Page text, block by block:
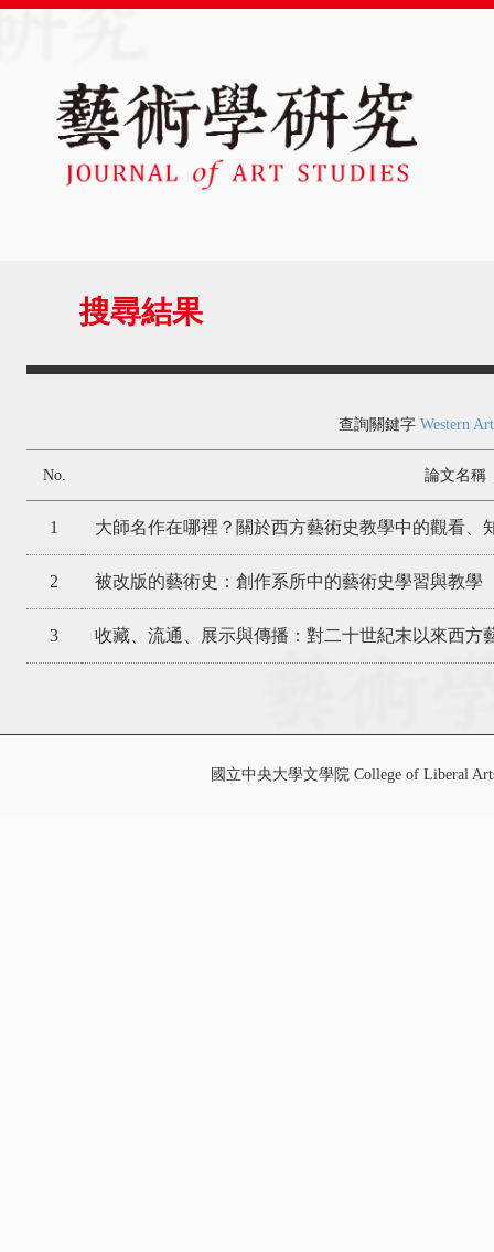
搜尋結果
查詢關鍵字 Western
No. 論文名稱
1 大師名作在哪裡？關於西方藝術史教學中的觀看、
2 被改版的藝術史：創作系所中的藝術史學習與教學
3 收藏、流通、展示與傳播：對二十世紀末以來西方
國立中央大學文學院 College of Liberal